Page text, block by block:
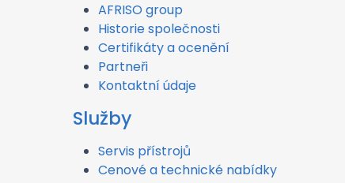
AFRISO group
Historie společnosti
Certifikáty a ocenění
Partneři
Kontaktní údaje
Služby
Servis přístrojů
Cenové a technické nabídky